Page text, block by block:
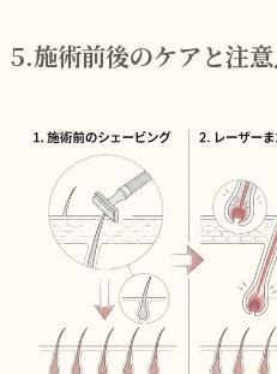
5.施術前後のケアと注